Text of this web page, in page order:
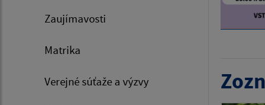
Zaujímavosti
Matrika
Verejné súťaže a výzvy